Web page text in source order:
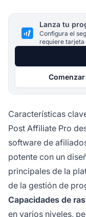
Lanza tu
Configura el
requiere
Características
Post Affiliate Pro
software de
potente con un
principales de la
de la gestión de
Capacidades de
en varios niveles,